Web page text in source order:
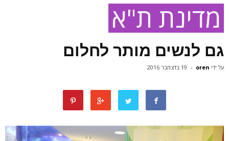
מדינת ת"א
גם לנשים מותר לחלום
על ידי oren
- 19 בדצמבר 2016